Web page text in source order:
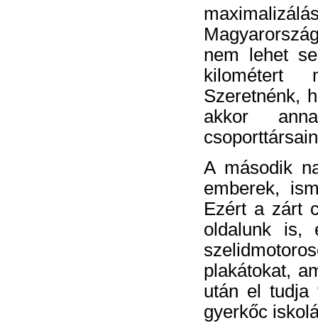
nem lehet
kilométert
Szeretnénk,
akkor
A második
emberek,
Ezért a zárt
oldalunk is,
plakátokat,
után el tudja
gyerkőc